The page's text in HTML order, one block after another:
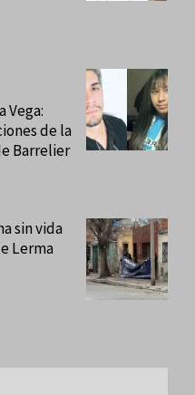
Vega:
de la
Barrelier
sin vida
Lerma